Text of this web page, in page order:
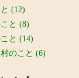
(12)
と (8)
と (14)
のこと (6)